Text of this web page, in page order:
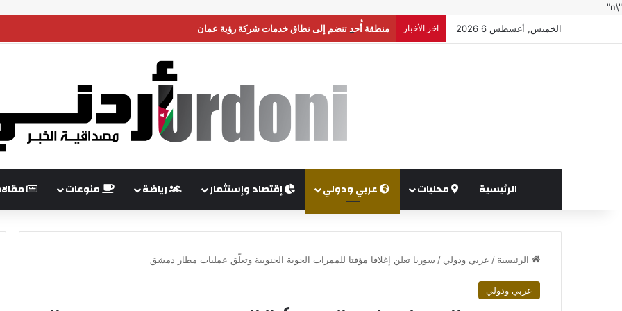
"\n"
الخميس, أغسطس 6 2026
آخر الأخبار منطقة أُحد تنضم إلى نطاق خدمات شركة رؤية عمان
الرئيسية محليات عربي ودولي إقتصاد وإستثمار رياضة منوعات
الرئيسية / عربي ودولي / سوريا تعلن إغلاقا مؤقتا للممرات الجوية الجنوبية وتعلّق عمليات مطار دمشق
عربي ودولي